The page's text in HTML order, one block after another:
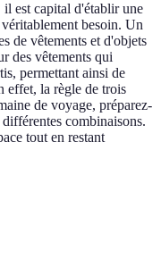
est capital d'établir une
besoin. Un
de vêtements et d'objets
des vêtements qui
permettant ainsi de
effet, la règle de trois
de voyage, préparez-
combinaisons.
tout en restant